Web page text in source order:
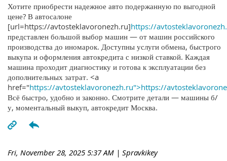
Хотите приобрести надежное авто подержанную по выгодной
цене? В автосалоне
[url=https://avtosteklavoronezh.ru]https://
представлен большой выбор машин — от машин российского
производства до иномарок. Доступны услуги обмена, быстрого
выкупа и оформления автокредита с низкой ставкой. Каждая
машина проходит диагностику и готова к эксплуатации без
дополнительных затрат. <a
href="https://avtosteklavoronezh.ru">https://
Всё быстро, удобно и законно. Смотрите детали — машины б/
у, моментальный выкуп, автокредит Москва.
Fri, November 28, 2025 5:37 AM | Spravkikey